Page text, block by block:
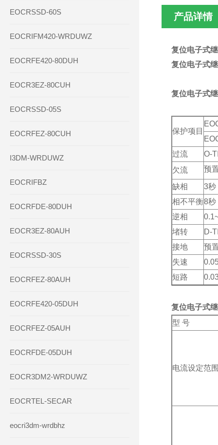
EOCRSSD-60S
EOCRIFM420-WRDUWZ
EOCRFE420-80DUH
EOCR3EZ-80CUH
EOCRSSD-05S
EOCRFEZ-80CUH
I3DM-WRDUWZ
EOCRIFBZ
EOCRFDE-80DUH
EOCR3EZ-80AUH
EOCRSSD-30S
EOCRFEZ-80AUH
EOCRFE420-05DUH
EOCRFEZ-05AUH
EOCRFDE-05DUH
EOCR3DM2-WRDUWZ
EOCRTEL-SECAR
eocri3dm-wrdbhz
产品详情
复位电子式
复位电子式
复位电子式
保护项目
过流
O-
欠流
预
缺相
3秒
相不平衡8秒
逆相
堵转
D-
接地
预
失速
短路
复位电子式
型 号
电流设定范